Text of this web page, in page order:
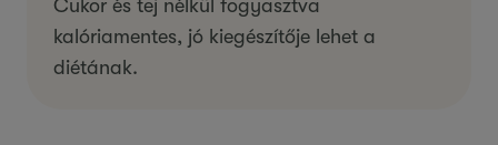
Cukor és tej nélkül fogyasztva
kalóriamentes, jó kiegészítője lehet a
diétának.